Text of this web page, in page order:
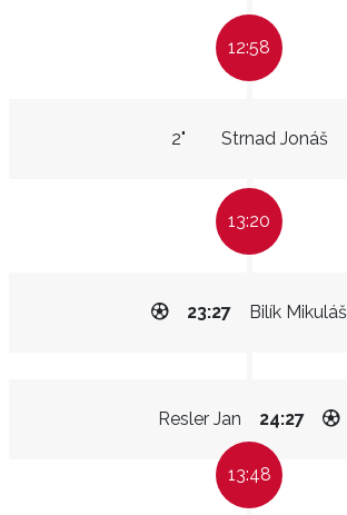
12:58
Strnad Jonáš
2"
13:20
Bilík Mikuláš
23:27
Resler Jan 24:27
13:48